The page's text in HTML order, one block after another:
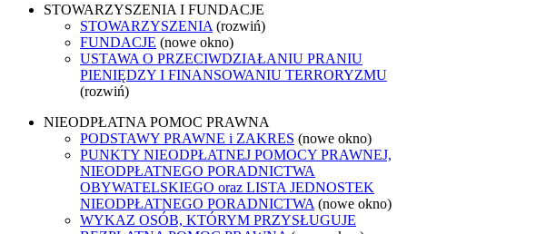
STOWARZYSZENIA I FUNDACJE
STOWARZYSZENIA (rozwiń)
FUNDACJE (nowe okno)
USTAWA O PRZECIWDZIAŁANIU PRANIU
PIENIĘDZY I FINANSOWANIU TERRORYZMU
(rozwiń)
NIEODPŁATNA POMOC PRAWNA
PODSTAWY PRAWNE i ZAKRES (nowe okno)
PUNKTY NIEODPŁATNEJ POMOCY PRAWNEJ,
NIEODPŁATNEGO PORADNICTWA
OBYWATELSKIEGO oraz LISTA JEDNOSTEK
NIEODPŁATNEGO PORADNICTWA (nowe okno)
WYKAZ OSÓB, KTÓRYM PRZYSŁUGUJE